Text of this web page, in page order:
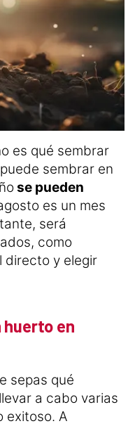
es qué sembrar
sembrar en
se pueden
es un mes
será
como
directo y elegir
huerto en
sepas qué
a cabo varias
exitoso. A